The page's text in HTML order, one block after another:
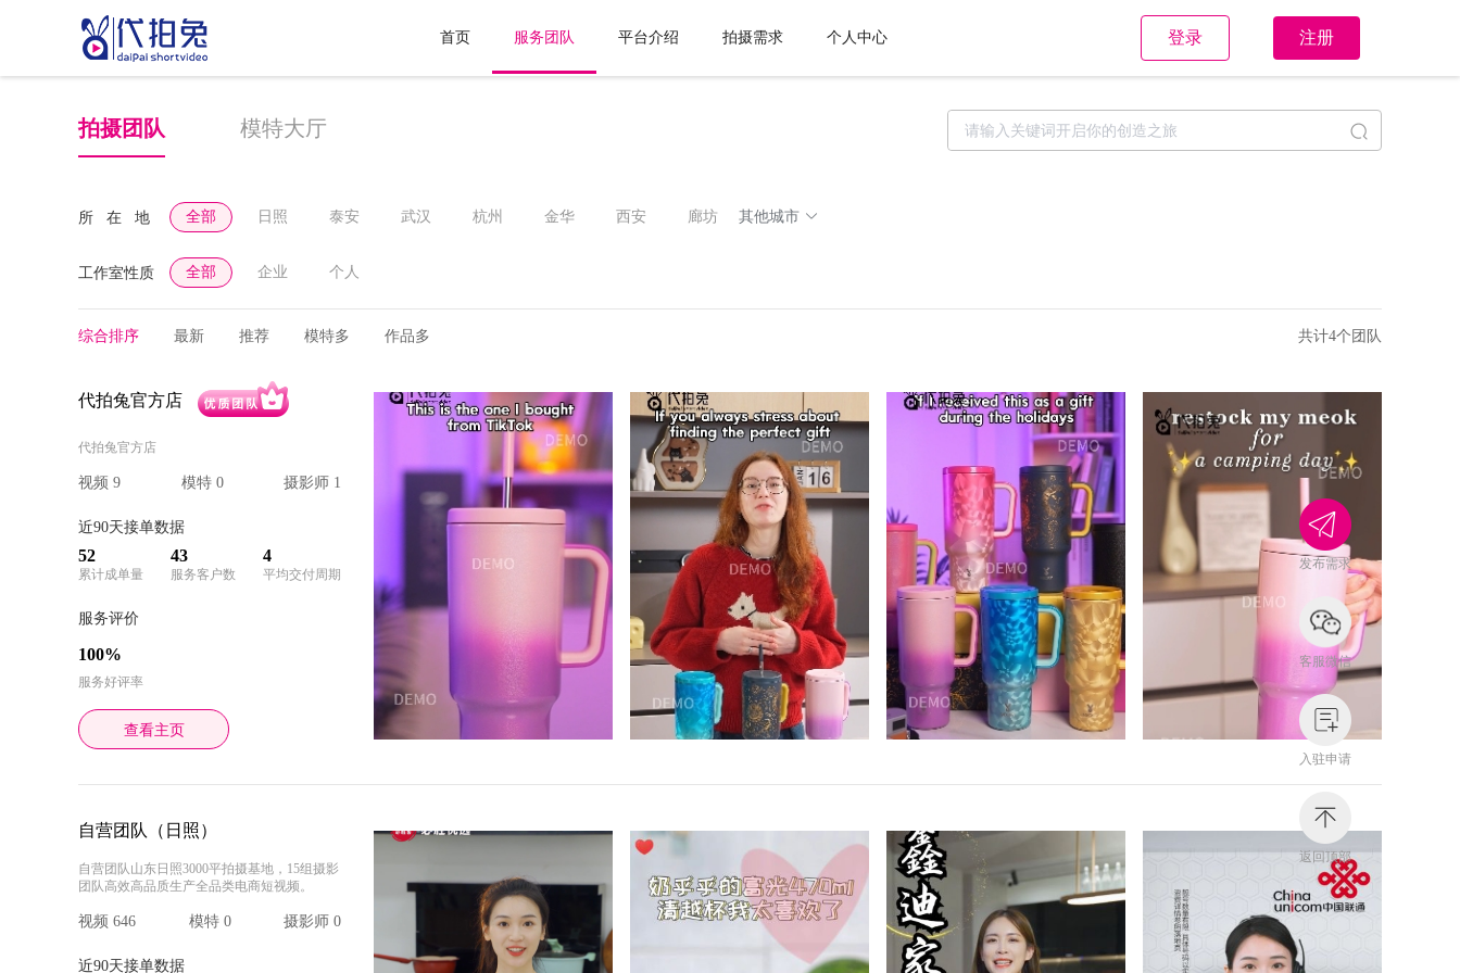
发布需求
客服微信
入驻申请
返回顶部
首页 服务团队 平台介绍 拍摄需求 个人中心 登录 注册
拍摄团队 模特大厅
所 在 地 全部 日照 泰安 武汉 杭州 金华 西安 廊坊 其他城市
工作室性质 全部 企业 个人
综合排序 最新 推荐 模特多 作品多 共计4个团队
代拍兔官方店
代拍兔官方店
视频 9 模特 0 摄影师 1
近90天接单数据
52
累计成单量
43
服务客户数
4
平均交付周期
服务评价
100%
服务好评率
查看主页
自营团队（日照）
自营团队山东日照3000平拍摄基地，15组摄影
团队高效高品质生产全品类电商短视频。
视频 646 模特 0 摄影师 0
近90天接单数据